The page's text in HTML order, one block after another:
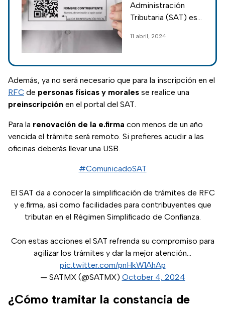
Administración
Tributaria (SAT) es
encargado de
asignarlo a las y los
ciudadanos.
11 abril, 2024
Además, ya no será necesario que para la inscripción en el
RFC de personas físicas y morales se realice una
preinscripción en el portal del SAT.
Para la renovación de la e.firma con menos de un año
vencida el trámite será remoto. Si prefieres acudir a las
oficinas deberás llevar una USB.
#ComunicadoSAT
El SAT da a conocer la simplificación de trámites de RFC
y e.firma, así como facilidades para contribuyentes que
tributan en el Régimen Simplificado de Confianza.
Con estas acciones el SAT refrenda su compromiso para
agilizar los trámites y dar la mejor atención…
pic.twitter.com/pnHkW1AhAp
— SATMX (@SATMX) October 4, 2024
¿Cómo tramitar la constancia de